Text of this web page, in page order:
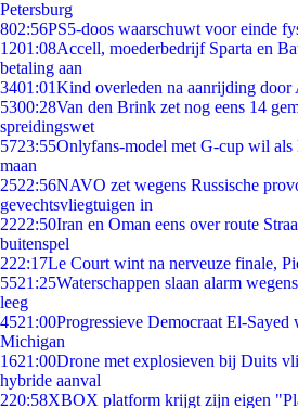
Petersburg
802:56PS5-doos waarschuwt voor einde
1201:08Accell, moederbedrijf Sparta en
betaling aan
3401:01Kind overleden na aanrijding
5300:28Van den Brink zet nog eens 14
spreidingswet
5723:55Onlyfans-model met G-cup wil als
maan
2522:56NAVO zet wegens Russische
gevechtsvliegtuigen in
2222:50Iran en Oman eens over route
buitenspel
222:17Le Court wint na nerveuze finale,
5521:25Waterschappen slaan alarm
leeg
4521:00Progressieve Democraat El-
Michigan
1621:00Drone met explosieven bij Duits
hybride aanval
220:58XBOX platform krijgt zijn eigen